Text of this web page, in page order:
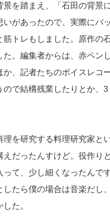
を踏まえ、「石田の背景
があったので、実際にバ
トレもしました。原作の
。編集者からは、赤ペン
、記者たちのボイスレコ
で結構残業したりとか、
を研究する料理研究家と
だったんすけど。役作り
て、少し細くなったんで
したら僕の場合は音楽だ
た。